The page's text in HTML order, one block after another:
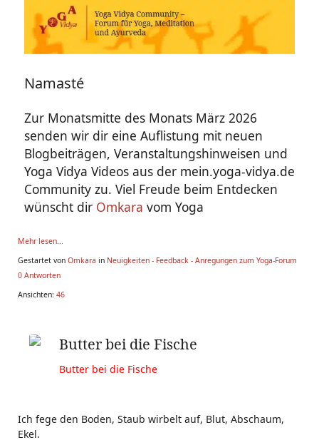
Namasté
Zur Monatsmitte des Monats März 2026
senden wir dir eine Auflistung mit neuen
Blogbeiträgen, Veranstaltungshinweisen und
Yoga Vidya Videos aus der mein.yoga-vidya.de
Community zu. Viel Freude beim Entdecken
wünscht dir Omkara vom Yoga
Mehr lesen...
Gestartet von Omkara in Neuigkeiten - Feedback - Anregungen zum Yoga-Forum
0 Antworten
Ansichten: 46
Butter bei die Fische
Butter bei die Fische
Ich fege den Boden, Staub wirbelt auf, Blut, Abschaum,
Ekel.